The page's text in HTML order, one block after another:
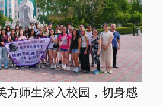
方师生深入校园，切身感